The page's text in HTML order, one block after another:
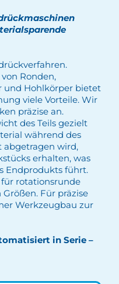
Ronden,
und Hohlkörper bietet
viele Vorteile. Wir
präzise an.
des Teils gezielt
während des
abgetragen wird,
erhalten, was
Endprodukts führt.
rotationsrunde
Für präzise
Werkzeugbau zur
in Serie –